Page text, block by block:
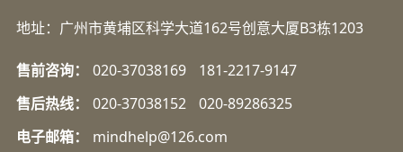
地址：广州市黄埔区科学大道162号创意大厦B3栋1203
售前咨询： 020-37038169
181-2217-9147
售后热线：
020-37038152
020-89286325
电子邮箱：
mindhelp@126.com